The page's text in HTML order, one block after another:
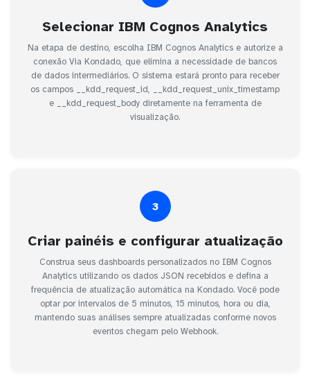
Selecionar IBM Cognos Analytics
Na etapa de destino, escolha IBM Cognos Analytics e autorize a
conexão Via Kondado, que elimina a necessidade de bancos
de dados intermediários. O sistema estará pronto para receber
os campos __kdd_request_id, __kdd_request_unix_timestamp
e __kdd_request_body diretamente na ferramenta de
visualização.
3
Criar painéis e configurar atualização
Construa seus dashboards personalizados no IBM Cognos
Analytics utilizando os dados JSON recebidos e defina a
frequência de atualização automática na Kondado. Você pode
optar por intervalos de 5 minutos, 15 minutos, hora ou dia,
mantendo suas análises sempre atualizadas conforme novos
eventos chegam pelo Webhook.